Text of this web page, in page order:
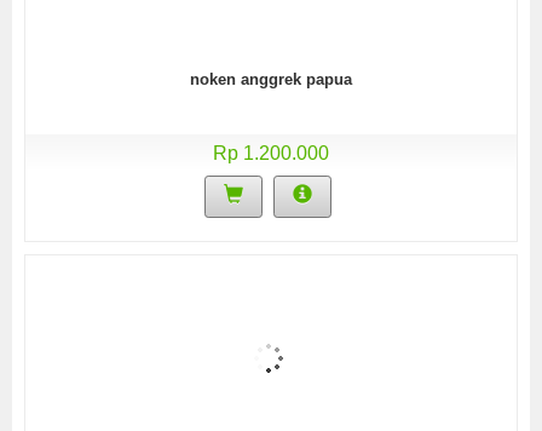
noken anggrek papua
Rp 1.200.000